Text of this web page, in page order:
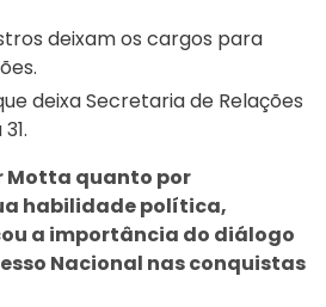
deixam os cargos para
deixa Secretaria de Relações
Motta quanto por
habilidade política,
a importância do diálogo
Nacional nas conquistas